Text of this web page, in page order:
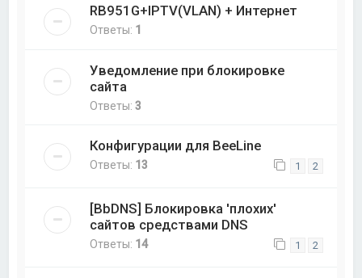
RB951G+IPTV(VLAN) + Интернет
Ответы: 1
Уведомление при блокировке
сайта
Ответы:3
Конфигурации для BeeLine
Ответы: 13 1 2
[BbDNS] Блокировка 'плохих'
сайтов средствами DNS
Ответы: 14 1 2